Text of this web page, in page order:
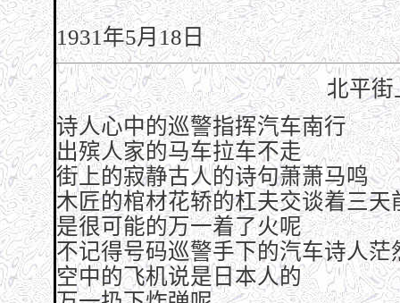
1931年5月18日
北平街
诗人心中的巡警指挥汽车南行
出殡人家的马车拉车不走
街上的寂静古人的诗句萧萧马鸣
木匠的棺材花轿的杠夫交谈着三天
是很可能的万一着了火呢
不记得号码巡警手下的汽车诗人茫
空中的飞机说是日本人的